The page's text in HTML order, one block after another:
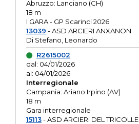
Abruzzo: Lanciano (CH)
18 m
I GARA - GP Scarinci 2026
13039 - ASD ARCIERI ANXANON
Di Stefano, Leonardo
R2615002
dal: 04/01/2026
al: 04/01/2026
Interregionale
Campania: Ariano Irpino (AV)
18 m
Gara interregionale
15113- ASD ARCIERI DEL TRICOLLE